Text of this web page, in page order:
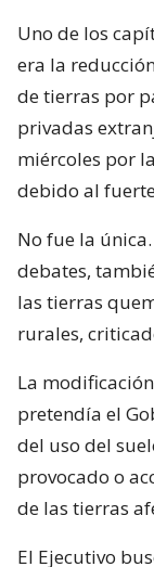
Uno de los
era la
de tierras por
privadas
miércoles por
debido al
No fue la
debates,
las tierras
rurales,
La
pretendía el
del uso del
provocado o
de las tierras
El Ejecutivo